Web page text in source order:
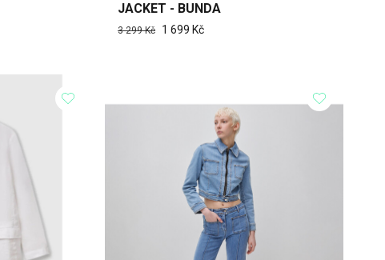
JACKET - BUNDA
3 299 Kč 1 699 Kč